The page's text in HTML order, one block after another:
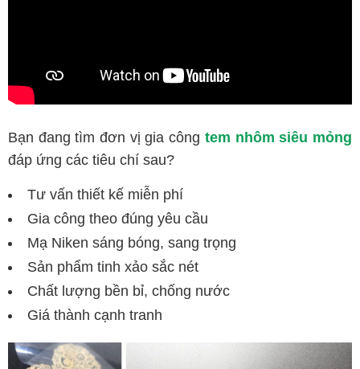
Bạn đang tìm đơn vị gia công tem nhôm siêu mỏng
đáp ứng các tiêu chí sau?
Tư vấn thiết kế miễn phí
Gia công theo đúng yêu cầu
Mạ Niken sáng bóng, sang trọng
Sản phẩm tinh xảo sắc nét
Chất lượng bền bỉ, chống nước
Giá thành cạnh tranh